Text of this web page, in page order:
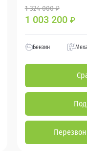
1 324 000 ₽
1 003 200 ₽
Бензин